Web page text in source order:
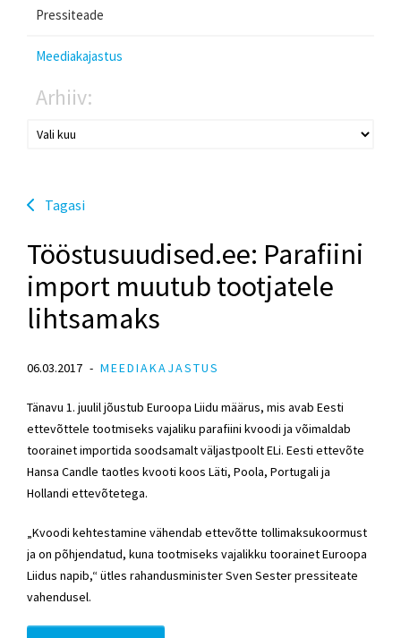
Pressiteade
Meediakajastus
Arhiiv:
Tagasi
Tööstusuudised.ee: Parafiini
import muutub tootjatele
lihtsamaks
06.03.2017 MEEDIAKAJASTUS
Tänavu 1. juulil jõustub Euroopa Liidu määrus, mis avab Eesti
ettevõttele tootmiseks vajaliku parafiini kvoodi ja võimaldab
toorainet importida soodsamalt väljastpoolt ELi. Eesti ettevõte
Hansa Candle taotles kvooti koos Läti, Poola, Portugali ja
Hollandi ettevõtetega.
„Kvoodi kehtestamine vähendab ettevõtte tollimaksukoormust
ja on põhjendatud, kuna tootmiseks vajalikku toorainet Euroopa
Liidus napib,“ ütles rahandusminister Sven Sester pressiteate
vahendusel.